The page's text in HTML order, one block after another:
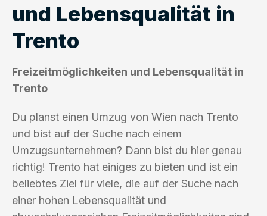
und Lebensqualität in
Trento
Freizeitmöglichkeiten und Lebensqualität in
Trento
Du planst einen Umzug von Wien nach Trento
und bist auf der Suche nach einem
Umzugsunternehmen? Dann bist du hier genau
richtig! Trento hat einiges zu bieten und ist ein
beliebtes Ziel für viele, die auf der Suche nach
einer hohen Lebensqualität und